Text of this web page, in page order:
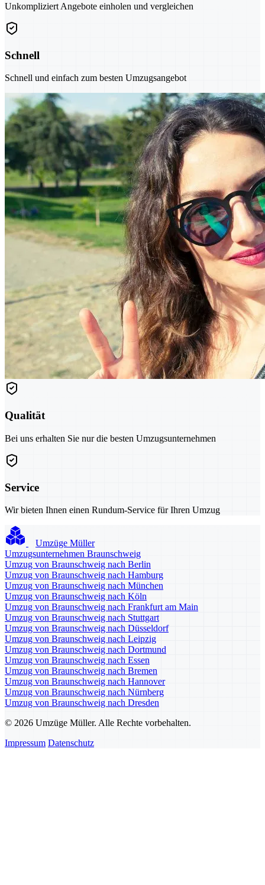
Unkompliziert Angebote einholen und vergleichen
Schnell
Schnell und einfach zum besten Umzugsangebot
Qualität
Bei uns erhalten Sie nur die besten Umzugsunternehmen
Service
Wir bieten Ihnen einen Rundum-Service für Ihren Umzug
Umzüge Müller
Umzugsunternehmen Braunschweig
Umzug von Braunschweig nach Berlin
Umzug von Braunschweig nach Hamburg
Umzug von Braunschweig nach München
Umzug von Braunschweig nach Köln
Umzug von Braunschweig nach Frankfurt am Main
Umzug von Braunschweig nach Stuttgart
Umzug von Braunschweig nach Düsseldorf
Umzug von Braunschweig nach Leipzig
Umzug von Braunschweig nach Dortmund
Umzug von Braunschweig nach Essen
Umzug von Braunschweig nach Bremen
Umzug von Braunschweig nach Hannover
Umzug von Braunschweig nach Nürnberg
Umzug von Braunschweig nach Dresden
© 2026 Umzüge Müller. Alle Rechte vorbehalten.
Impressum Datenschutz